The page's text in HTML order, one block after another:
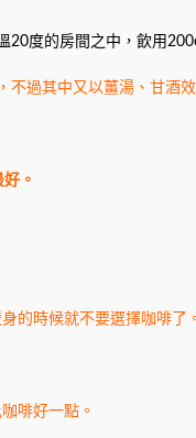
度的房間之中，飲用
過其中又以薑湯、甘酒
。
的時候就不要選擇咖啡了。
啡好一點。